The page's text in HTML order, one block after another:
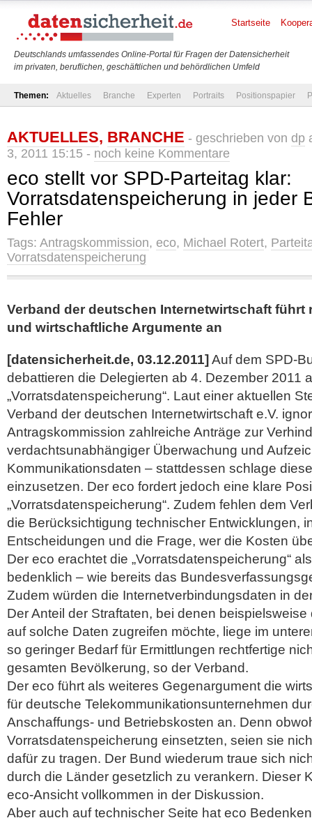
Deutschlands umfassendes Online-Portal für Fragen der Datensicherheit
im privaten, beruflichen, geschäftlichen und behördlichen Umfeld
Startseite
Themen: Aktuelles Branche Experten Portraits Positionspapier
AKTUELLES, BRANCHE - geschrieben von dp
3, 2011 15:15 - noch keine Kommentare
eco stellt vor SPD-Parteitag klar:
Vorratsdatenspeicherung in jeder
Fehler
Tags: Antragskommission, eco, Michael Rotert,
Vorratsdatenspeicherung
Verband der deutschen Internetwirtschaft führt
und wirtschaftliche Argumente an
[datensicherheit.de, 03.12.2011] Auf dem SPD-
debattieren die Delegierten ab 4. Dezember 2011
„Vorratsdatenspeicherung“. Laut einer aktuellen
Verband der deutschen Internetwirtschaft e.V.
Antragskommission zahlreiche Anträge zur
verdachtsunabhängiger Überwachung und
Kommunikationsdaten – stattdessen schlage
einzusetzen. Der eco fordert jedoch eine klare
„Vorratsdatenspeicherung“. Zudem fehlen dem
die Berücksichtigung technischer Entwicklungen,
Entscheidungen und die Frage, wer die Kosten
Der eco erachtet die „Vorratsdatenspeicherung“
bedenklich – wie bereits das
Zudem würden die Internetverbindungsdaten in
Der Anteil der Straftaten, bei denen
auf solche Daten zugreifen möchte, liege im
so geringer Bedarf für Ermittlungen rechtfertige
gesamten Bevölkerung, so der Verband.
Der eco führt als weiteres Gegenargument die
für deutsche Telekommunikationsunternehmen
Anschaffungs- und Betriebskosten an. Denn
Vorratsdatenspeicherung einsetzten, seien sie
dafür zu tragen. Der Bund wiederum traue sich
durch die Länder gesetzlich zu verankern. Dieser
eco-Ansicht vollkommen in der Diskussion.
Aber auch auf technischer Seite hat eco